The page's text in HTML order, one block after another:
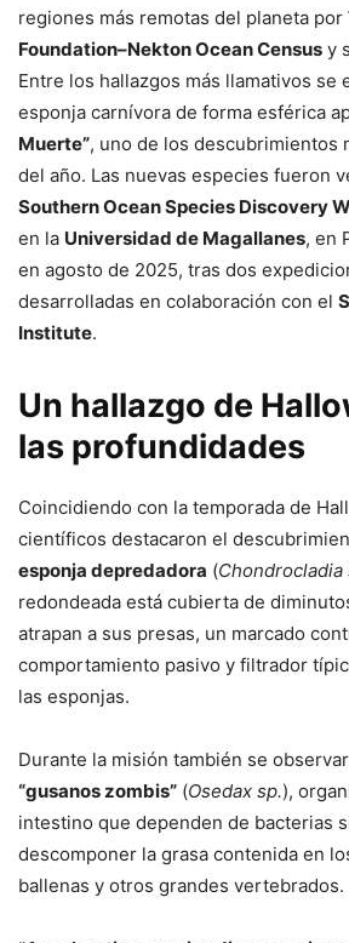
regiones más remotas del planeta por
Foundation–Nekton Ocean Census y
Entre los hallazgos más llamativos se
esponja carnívora de forma esférica
Muerte”, uno de los descubrimientos
del año. Las nuevas especies fueron
Southern Ocean Species Discovery
en la Universidad de Magallanes, en
en agosto de 2025, tras dos
desarrolladas en colaboración con el
Institute.
Un hallazgo de
las profundidades
Coincidiendo con la temporada de
científicos destacaron el
esponja depredadora (Chondrocladia
redondeada está cubierta de
atrapan a sus presas, un marcado
comportamiento pasivo y filtrador
las esponjas.
Durante la misión también se
“gusanos zombis” (Osedax sp.),
intestino que dependen de bacterias
descomponer la grasa contenida en
ballenas y otros grandes vertebrados.